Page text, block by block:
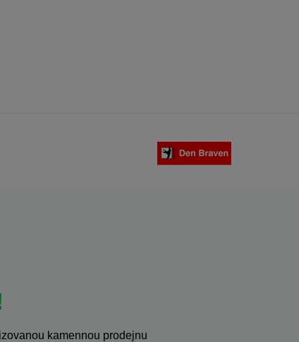
kamennou prodejnu